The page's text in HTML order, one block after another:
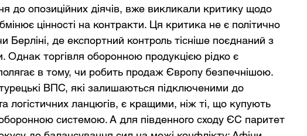
до опозиційних діячів, вже викликали критику щодо
цінності на контракти. Ця критика не є політично
Берліні, де експортний контроль тісніше поєднаний з
торгівля оборонною продукцією рідко є
в тому, чи робить продаж Європу безпечнішою.
ВПС, які залишаються підключеними до
логістичних ланцюгів, є кращими, ніж ті, що купують
системою. А для південного сходу ЄС паритет